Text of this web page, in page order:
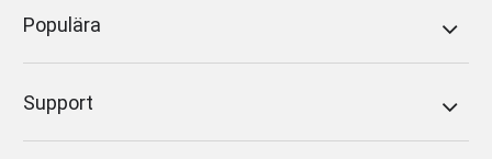
Populära
Support